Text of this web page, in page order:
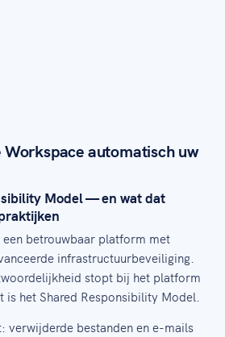
automatisch uw
Model — en wat dat
betrouwbaar platform met
infrastructuurbeveiliging.
stopt bij het platform
het Shared Responsibility Model.
verwijderde bestanden en e-mails